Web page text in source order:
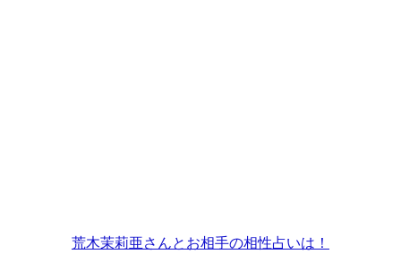
荒木茉莉亜さんとお相手の相性占いは！